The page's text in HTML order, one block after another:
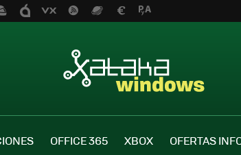
OFFICE 365 XBOX OFERTAS